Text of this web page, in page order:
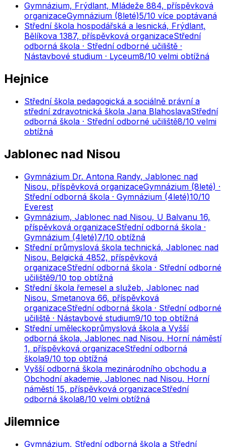
Gymnázium, Frýdlant, Mládeže 884, příspěvková
organizaceGymnázium (8leté)5/10 více poptávaná
Střední škola hospodářská a lesnická, Frýdlant,
Bělíkova 1387, příspěvková organizaceStřední
odborná škola · Střední odborné učiliště ·
Nástavbové studium · Lyceum8/10 velmi obtížná
Hejnice
Střední škola pedagogická a sociálně právní a
střední zdravotnická škola Jana BlahoslavaStřední
odborná škola · Střední odborné učiliště8/10 velmi
obtížná
Jablonec nad Nisou
Gymnázium Dr. Antona Randy, Jablonec nad
Nisou, příspěvková organizaceGymnázium (8leté) ·
Střední odborná škola · Gymnázium (4leté)10/10
Everest
Gymnázium, Jablonec nad Nisou, U Balvanu 16,
příspěvková organizaceStřední odborná škola ·
Gymnázium (4leté)7/10 obtížná
Střední průmyslová škola technická, Jablonec nad
Nisou, Belgická 4852, příspěvková
organizaceStřední odborná škola · Střední odborné
učiliště9/10 top obtížná
Střední škola řemesel a služeb, Jablonec nad
Nisou, Smetanova 66, příspěvková
organizaceStřední odborná škola · Střední odborné
učiliště · Nástavbové studium9/10 top obtížná
Střední uměleckoprůmyslová škola a Vyšší
odborná škola, Jablonec nad Nisou, Horní náměstí
1, příspěvková organizaceStřední odborná
škola9/10 top obtížná
Vyšší odborná škola mezinárodního obchodu a
Obchodní akademie, Jablonec nad Nisou, Horní
náměstí 15, příspěvková organizaceStřední
odborná škola8/10 velmi obtížná
Jilemnice
Gymnázium, Střední odborná škola a Střední